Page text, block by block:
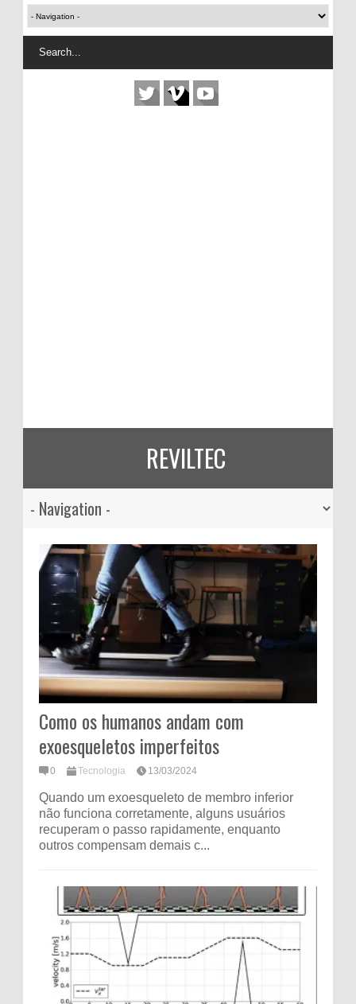
REVILTEC
Como os humanos andam com
exoesqueletos imperfeitos
0 Tecnologia 13/03/2024
Quando um exoesqueleto de membro inferior
não funciona corretamente, alguns usuários
recuperam o passo rapidamente, enquanto
outros compensam demais c...